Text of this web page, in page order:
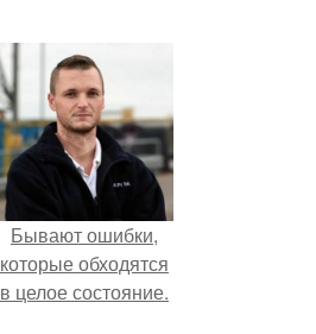
Бывают ошибки,
которые обходятся
в целое состояние.